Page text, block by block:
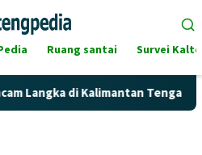
Ruang santai Survei
di Kalimantan Tengah?